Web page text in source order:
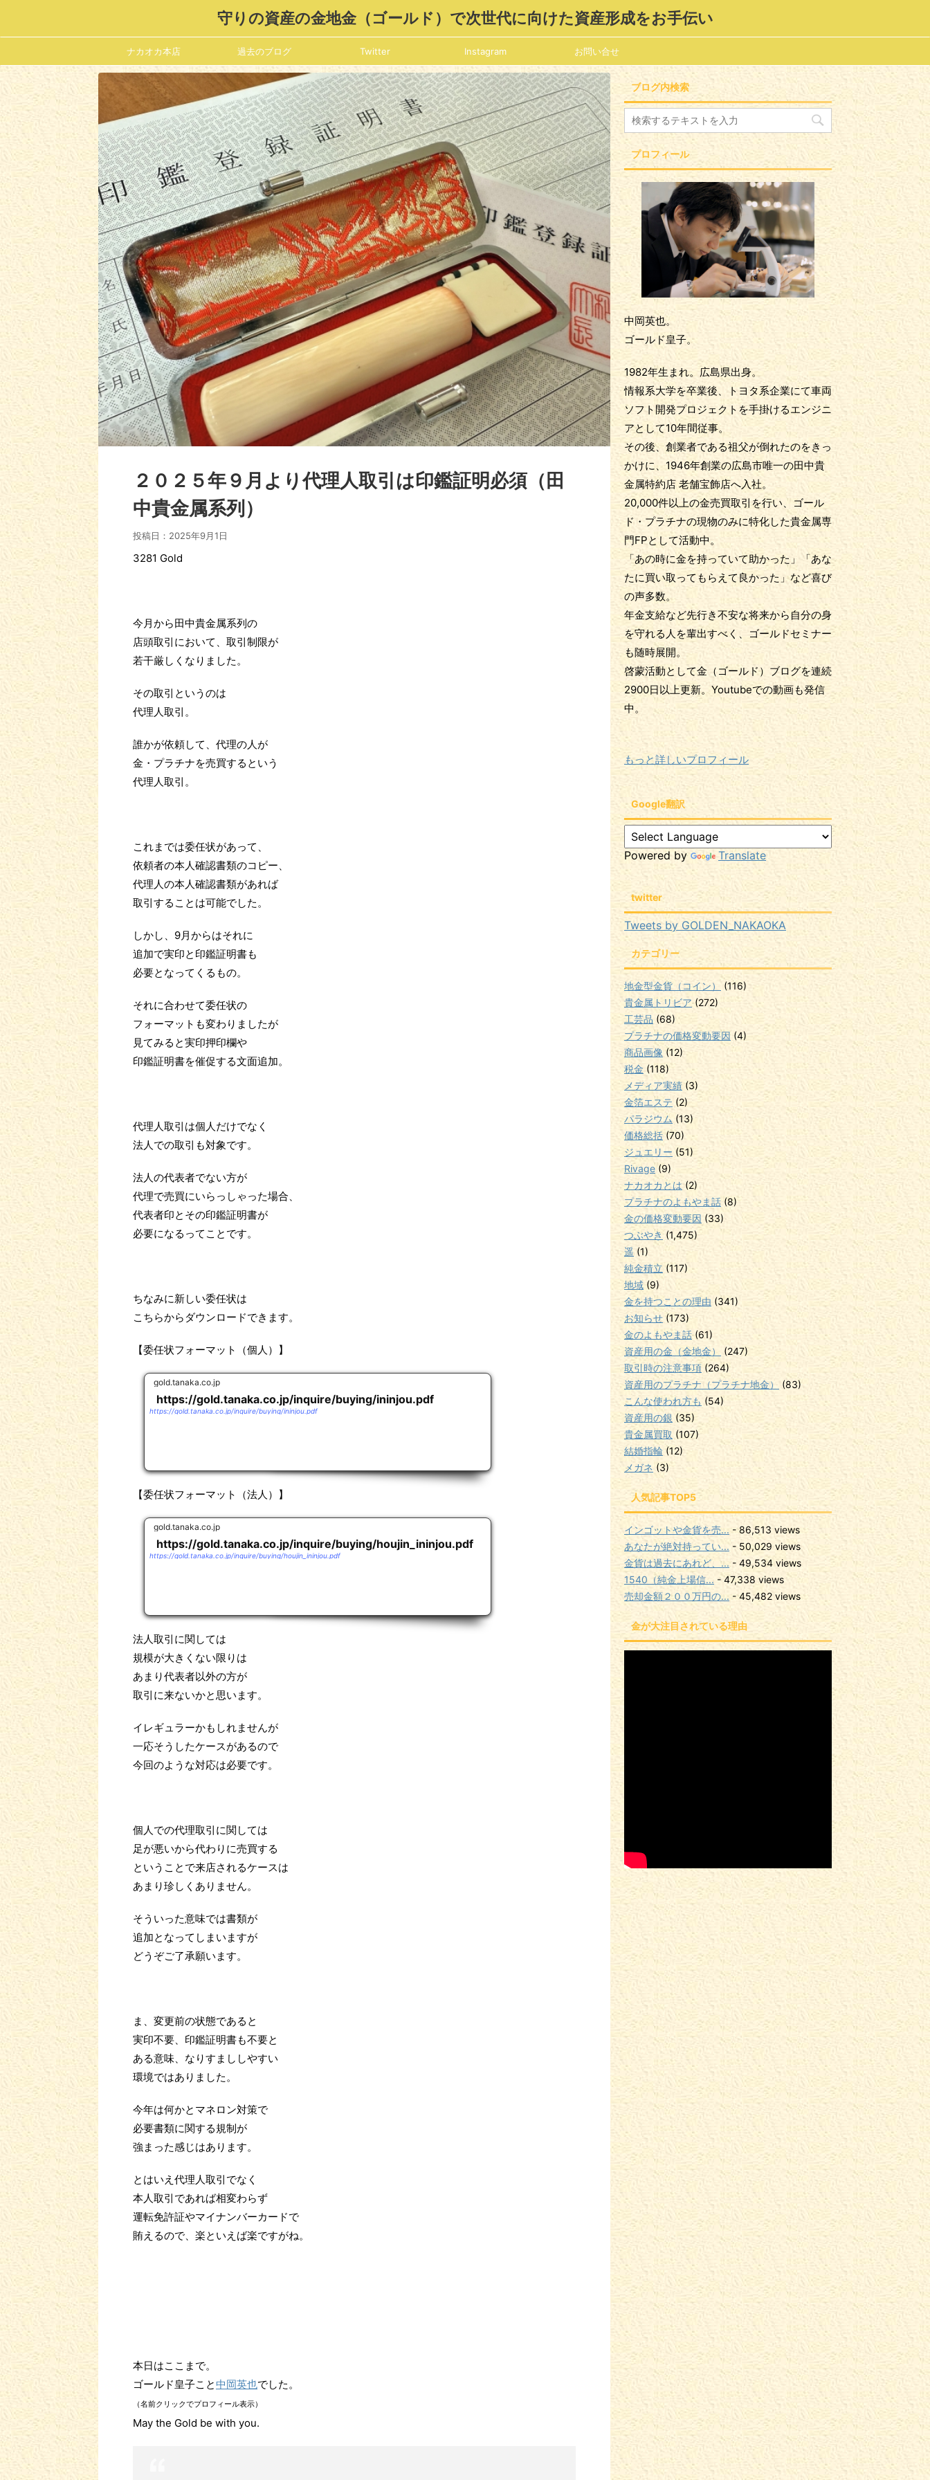
守りの資産の金地金（ゴールド）で次世代に向けた資産形成をお手伝い
ナカオカ本店 過去のブログ Twitter Instagram お問い合せ
２０２５年９月より代理人取引は印鑑証明必須（田
中貴金属系列）
投稿日： 2025年9月1日
3281 Gold
今月から田中貴金属系列の
店頭取引において、取引制限が
若干厳しくなりました。
その取引というのは
代理人取引。
誰かが依頼して、代理の人が
金・プラチナを売買するという
代理人取引。
これまでは委任状があって、
依頼者の本人確認書類のコピー、
代理人の本人確認書類があれば
取引することは可能でした。
しかし、9月からはそれに
追加で実印と印鑑証明書も
必要となってくるもの。
それに合わせて委任状の
フォーマットも変わりましたが
見てみると実印押印欄や
印鑑証明書を催促する文面追加。
代理人取引は個人だけでなく
法人での取引も対象です。
法人の代表者でない方が
代理で売買にいらっしゃった場合、
代表者印とその印鑑証明書が
必要になるってことです。
ちなみに新しい委任状は
こちらからダウンロードできます。
【委任状フォーマット（個人）】
gold.tanaka.co.jp
https://gold.tanaka.co.jp/inquire/buying/ininjou.pdf
https://gold.tanaka.co.jp/inquire/buying/ininjou.pdf
【委任状フォーマット（法人）】
gold.tanaka.co.jp
https://gold.tanaka.co.jp/inquire/buying/houjin_ininjou.pdf
https://gold.tanaka.co.jp/inquire/buying/houjin_ininjou.pdf
法人取引に関しては
規模が大きくない限りは
あまり代表者以外の方が
取引に来ないかと思います。
イレギュラーかもしれませんが
一応そうしたケースがあるので
今回のような対応は必要です。
個人での代理取引に関しては
足が悪いから代わりに売買する
ということで来店されるケースは
あまり珍しくありません。
そういった意味では書類が
追加となってしまいますが
どうぞご了承願います。
ま、変更前の状態であると
実印不要、印鑑証明書も不要と
ある意味、なりすまししやすい
環境ではありました。
今年は何かとマネロン対策で
必要書類に関する規制が
強まった感じはあります。
とはいえ代理人取引でなく
本人取引であれば相変わらず
運転免許証やマイナンバーカードで
賄えるので、楽といえば楽ですがね。
本日はここまで。
ゴールド皇子こと中岡英也でした。
（名前クリックでプロフィール表示）
May the Gold be with you.
ブログ内検索
プロフィール
中岡英也。
ゴールド皇子。
1982年生まれ。広島県出身。
情報系大学を卒業後、トヨタ系企業にて車両
ソフト開発プロジェクトを手掛けるエンジニ
アとして10年間従事。
その後、創業者である祖父が倒れたのをきっ
かけに、1946年創業の広島市唯一の田中貴
金属特約店 老舗宝飾店へ入社。
20,000件以上の金売買取引を行い、ゴール
ド・プラチナの現物のみに特化した貴金属専
門FPとして活動中。
「あの時に金を持っていて助かった」「あな
たに買い取ってもらえて良かった」など喜び
の声多数。
年金支給など先行き不安な将来から自分の身
を守れる人を輩出すべく、ゴールドセミナー
も随時展開。
啓蒙活動として金（ゴールド）ブログを連続
2900日以上更新。Youtubeでの動画も発信
中。
もっと詳しいプロフィール
Google翻訳
Powered by Translate
twitter
Tweets by GOLDEN_NAKAOKA
カテゴリー
地金型金貨（コイン）
(116)
貴金属トリビア(272)
工芸品 (68)
プラチナの価格変動要因 (4)
商品画像 (12)
税金 (118)
メディア実績 (3)
金箔エステ (2)
パラジウム (13)
価格総括 (70)
ジュエリー (51)
Rivage (9)
ナカオカとは(2)
プラチナのよもやま話 (8)
金の価格変動要因 (33)
つぶやき (1,475)
遥 (1)
純金積立 (117)
地域 (9)
金を持つことの理由 (341)
お知らせ (173)
金のよもやま話(61)
資産用の金（金地金）
(247)
取引時の注意事項 (264)
資産用のプラチナ（プラチナ地金）
(83)
こんな使われ方も (54)
資産用の銀 (35)
貴金属買取 (107)
結婚指輪 (12)
メガネ (3)
人気記事TOP5
インゴットや金貨を売... - 86,513 views
あなたが絶対持ってい... - 50,029 views
金貨は過去にあれど、... - 49,534 views
1540（純金上場信... - 47,338 views
売却金額２００万円の... - 45,482 views
金が大注目されている理由